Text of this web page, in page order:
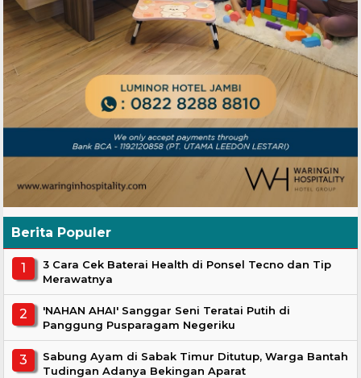
Berita Populer
3 Cara Cek Baterai Health di Ponsel Tecno dan Tip
Merawatnya
'NAHAN AHAI' Sanggar Seni Teratai Putih di
Panggung Pusparagam Negeriku
Sabung Ayam di Sabak Timur Ditutup, Warga Bantah
Tudingan Adanya Bekingan Aparat